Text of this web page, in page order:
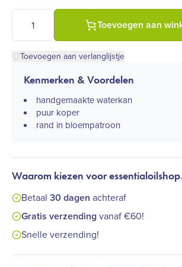
Puur koperen kan met bloempatroon
Toevoegen aan
Toevoegen aan verlanglijstje
Kenmerken & Voordelen
handgemaakte waterkan
puur koper
rand in bloempatroon
Waarom kiezen voor
Betaal 30 dagen achteraf
Gratis verzendingvanaf €60!
Snelle verzending!